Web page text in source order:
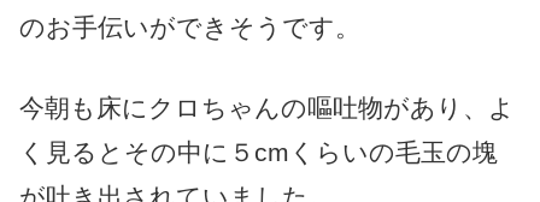
のお手伝いができそうです。
今朝も床にクロちゃんの嘔吐物があり、よ
く見るとその中に５cmくらいの毛玉の塊
が吐き出されていました。